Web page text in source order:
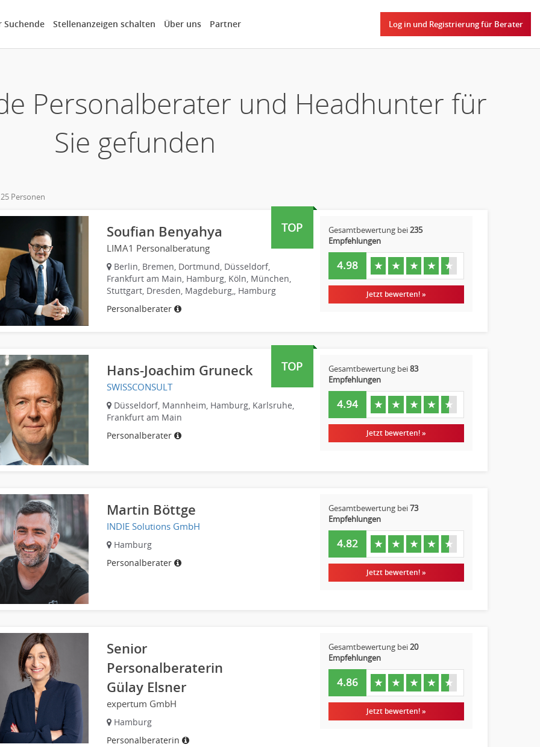
Suchende Stellenanzeigen schalten Über uns Partner Log in und Registrierung für Berater
Personalberater und Headhunter für
Sie gefunden
Personen
TOP
Soufian Benyahya
LIMA1 Personalberatung
Berlin, Bremen, Dortmund, Düsseldorf,
Frankfurt am Main, Hamburg, Köln, München,
Stuttgart, Dresden, Magdeburg,, Hamburg
Personalberater
Gesamtbewertung bei235
Empfehlungen
4.98 ★ ★ ★ ★ ★
Jetzt bewerten! »
TOP
Hans-Joachim Gruneck
SWISSCONSULT
Düsseldorf, Mannheim, Hamburg, Karlsruhe,
Frankfurt am Main
Personalberater
Gesamtbewertung bei83
Empfehlungen
4.94 ★ ★ ★ ★ ★
Jetzt bewerten! »
Martin Böttge
INDIE Solutions GmbH
Hamburg
Personalberater
Gesamtbewertung bei73
Empfehlungen
4.82 ★ ★ ★ ★ ★
Jetzt bewerten! »
Senior
Personalberaterin
Gülay Elsner
expertum GmbH
Hamburg
Personalberaterin
Gesamtbewertung bei20
Empfehlungen
4.86 ★ ★ ★ ★ ★
Jetzt bewerten! »